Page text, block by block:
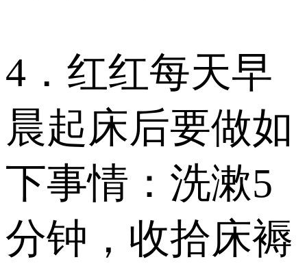
4．红红每天早
晨起床后要做如
下事情：洗漱5
分钟，收拾床褥